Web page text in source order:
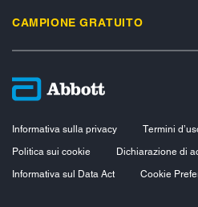
CAMPIONE GRATUITO
Informativa sulla privacy Termini
Politica sui cookie
Dichiarazione di
Informativa sul Data Act
Cookie